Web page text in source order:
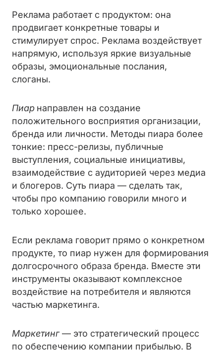
Реклама работает с продуктом: она
продвигает конкретные товары и
стимулирует спрос. Реклама воздействует
напрямую, используя яркие визуальные
образы, эмоциональные послания,
слоганы.
Пиар направлен на создание
положительного восприятия организации,
бренда или личности. Методы пиара более
тонкие: пресс-релизы, публичные
выступления, социальные инициативы,
взаимодействие с аудиторией через медиа
и блогеров. Суть пиара — сделать так,
чтобы про компанию говорили много и
только хорошее.
Если реклама говорит прямо о конкретном
продукте, то пиар нужен для формирования
долгосрочного образа бренда. Вместе эти
инструменты оказывают комплексное
воздействие на потребителя и являются
частью маркетинга.
Маркетинг— это стратегический процесс
по обеспечению компании прибылью. В